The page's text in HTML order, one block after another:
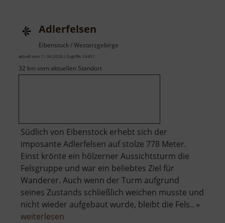
Breitenbrunn
Adlerfelsen
Eibenstock / Westerzgebirge
aktuell vom 11.04.2026 / Zugriffe: 24451
32 km vom aktuellen Standort
Südlich von Eibenstock erhebt sich der
imposante Adlerfelsen auf stolze 778 Meter.
Einst krönte ein hölzerner Aussichtsturm die
Felsgruppe und war ein beliebtes Ziel für
Wanderer. Auch wenn der Turm aufgrund
seines Zustands schließlich weichen musste und
nicht wieder aufgebaut wurde, bleibt die Fels.. »
weiterlesen